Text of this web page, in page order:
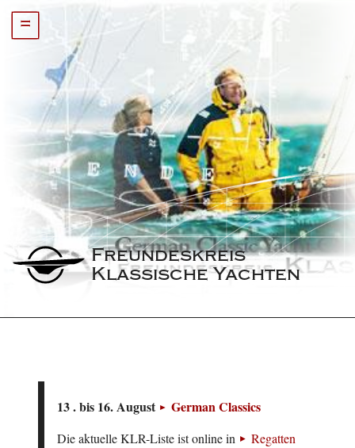
=
Freundeskreis
Klassische Yachten
13 . bis 16. August German Classics
Die aktuelle KLR-Liste ist online in
Regatten